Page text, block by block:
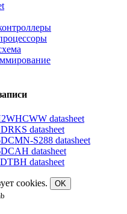
datasheet
datasheet
S288 datasheet
datasheet
datasheet
cookies.
OK